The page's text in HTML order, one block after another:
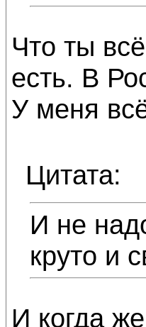
Что ты
есть. В
У меня
Цитата:
И не
круто и
И когда